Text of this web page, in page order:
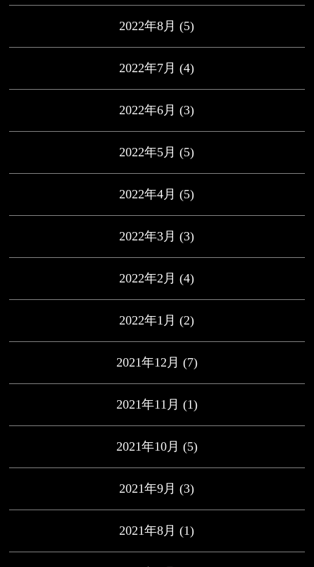
2022年8月 (5)
2022年7月 (4)
2022年6月 (3)
2022年5月 (5)
2022年4月 (5)
2022年3月 (3)
2022年2月 (4)
2022年1月 (2)
2021年12月 (7)
2021年11月 (1)
2021年10月 (5)
2021年9月 (3)
2021年8月 (1)